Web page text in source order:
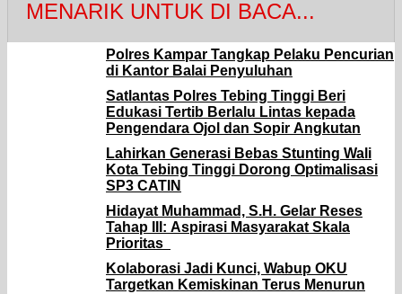
MENARIK UNTUK DI BACA...
Polres Kampar Tangkap Pelaku Pencurian
di Kantor Balai Penyuluhan
Satlantas Polres Tebing Tinggi Beri
Edukasi Tertib Berlalu Lintas kepada
Pengendara Ojol dan Sopir Angkutan
Lahirkan Generasi Bebas Stunting Wali
Kota Tebing Tinggi Dorong Optimalisasi
SP3 CATIN
Hidayat Muhammad, S.H. Gelar Reses
Tahap III: Aspirasi Masyarakat Skala
Kolaborasi Jadi Kunci, Wabup OKU
Targetkan Kemiskinan Terus Menurun